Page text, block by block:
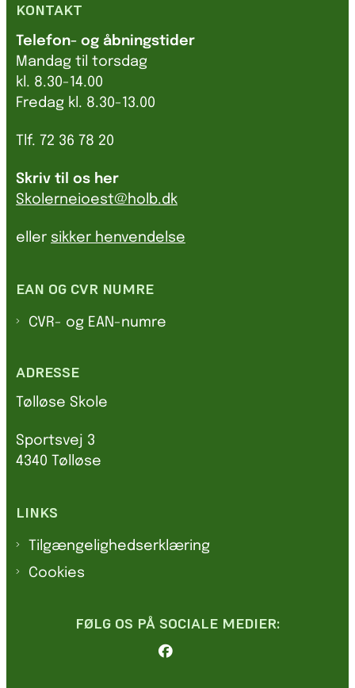
KONTAKT
Telefon- og åbningstider
Mandag til torsdag
kl. 8.30-14.00
Fredag kl. 8.30-13.00
Tlf. 72 36 78 20
Skriv til os her
Skolerneioest@holb.dk
eller sikker henvendelse
EAN OG CVR NUMRE
CVR- og EAN-numre
ADRESSE
Tølløse Skole
Sportsvej 3
4340 Tølløse
LINKS
Tilgængelighedserklæring
Cookies
FØLG OS PÅ SOCIALE MEDIER: